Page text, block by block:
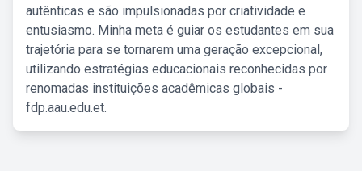
autênticas e são impulsionadas por criatividade e
entusiasmo. Minha meta é guiar os estudantes em sua
trajetória para se tornarem uma geração excepcional,
utilizando estratégias educacionais reconhecidas por
renomadas instituições acadêmicas globais -
fdp.aau.edu.et.